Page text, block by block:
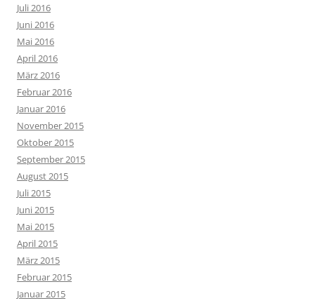
Juli 2016
Juni 2016
Mai 2016
April 2016
März 2016
Februar 2016
Januar 2016
November 2015
Oktober 2015
September 2015
August 2015
Juli 2015
Juni 2015
Mai 2015
April 2015
März 2015
Februar 2015
Januar 2015